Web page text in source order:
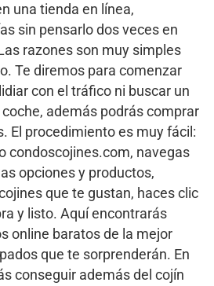
una tienda en línea,
sin pensarlo dos veces en
razones son muy simples
Te diremos para comenzar
con el tráfico ni buscar un
además podrás comprar
El procedimiento es muy fácil:
condoscojines.com, navegas
opciones y productos,
que te gustan, haces clic
y listo. Aquí encontrarás
online baratos de la mejor
que te sorprenderán. En
conseguir además del cojín